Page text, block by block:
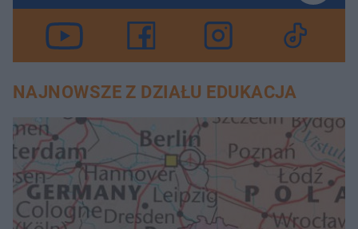
NAJNOWSZE Z DZIAŁU EDUKACJA